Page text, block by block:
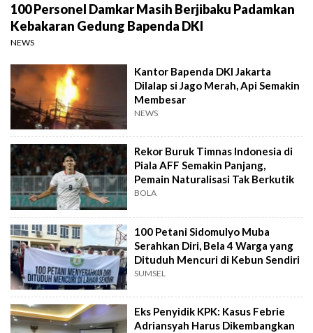
100 Personel Damkar Masih Berjibaku Padamkan
Kebakaran Gedung Bapenda DKI
NEWS
Kantor Bapenda DKI Jakarta
Dilalap si Jago Merah, Api Semakin
Membesar
NEWS
Rekor Buruk Timnas Indonesia di
Piala AFF Semakin Panjang,
Pemain Naturalisasi Tak Berkutik
BOLA
100 Petani Sidomulyo Muba
Serahkan Diri, Bela 4 Warga yang
Dituduh Mencuri di Kebun Sendiri
SUMSEL
Eks Penyidik KPK: Kasus Febrie
Adriansyah Harus Dikembangkan